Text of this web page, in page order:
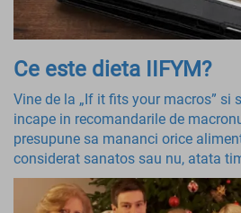
Ce este dieta IIFYM?
Vine de la „If it fits your macros” si
incape in recomandarile de
presupune sa mananci orice
considerat sanatos sau nu, atata